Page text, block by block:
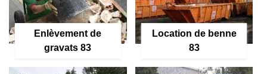
Enlèvement de
gravats 83
Location de benne
83